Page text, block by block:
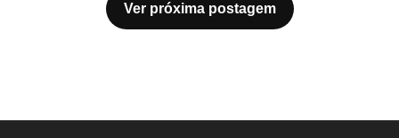
Ver próxima postagem